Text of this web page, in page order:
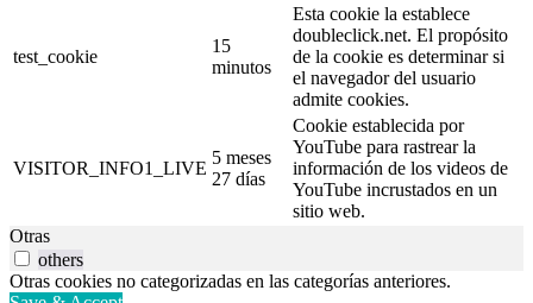
test_cookie
15
minutos
Esta cookie la establece
doubleclick.net. El propósito
de la cookie es determinar si
el navegador del usuario
admite cookies.
VISITOR_INFO1_LIVE
5 meses
27 días
Cookie establecida por
YouTube para rastrear la
información de los videos de
YouTube incrustados en un
sitio web.
Otras
others
Otras cookies no categorizadas en las categorías anteriores.